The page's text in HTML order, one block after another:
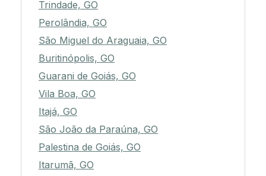
Trindade, GO
Perolândia, GO
São Miguel do Araguaia, GO
Buritinópolis, GO
Guarani de Goiás, GO
Vila Boa, GO
Itajá, GO
São João da Paraúna, GO
Palestina de Goiás, GO
Itarumã, GO